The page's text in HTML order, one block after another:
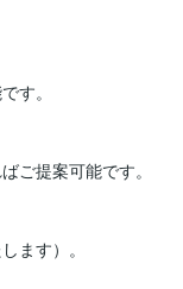
す。
ご提案可能です。
ます）。